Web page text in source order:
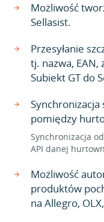
Możliwość
Sellasist.
Przesyłanie
tj. nazwa,
Subiekt GT do
pomiędzy
Synchronizacja
API danej
Możliwość
produktów
na Allegro,